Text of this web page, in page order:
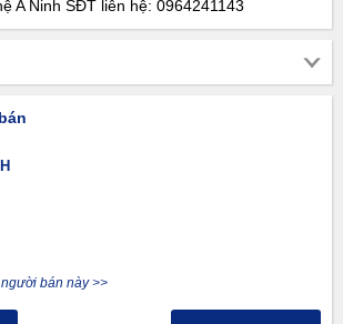
A Ninh SĐT liên hệ: 0964241143
bán này >>